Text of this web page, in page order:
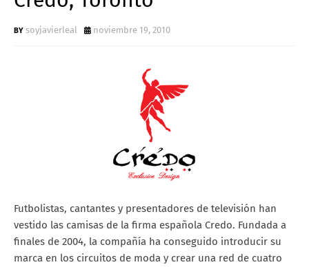
soyjavierleal noviembre 19, 2010
Futbolistas, cantantes y presentadores de televisión han
vestido las camisas de la firma española Credo. Fundada a
finales de 2004, la compañía ha conseguido introducir su
marca en los circuitos de moda y crear una red de cuatro